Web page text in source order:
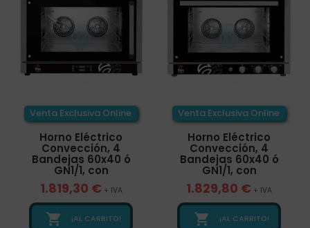
Venta Exclusiva Online
Horno Eléctrico
Convección, 4
Bandejas 60x40 ó
GN1/1, con
1.819,30 € + IVA
 ¡AL CARRITO!
Venta Exclusiva Online
Horno Eléctrico
Convección, 4
Bandejas 60x40 ó
GN1/1, con
1.829,80 € + IVA
 ¡AL CARRITO!